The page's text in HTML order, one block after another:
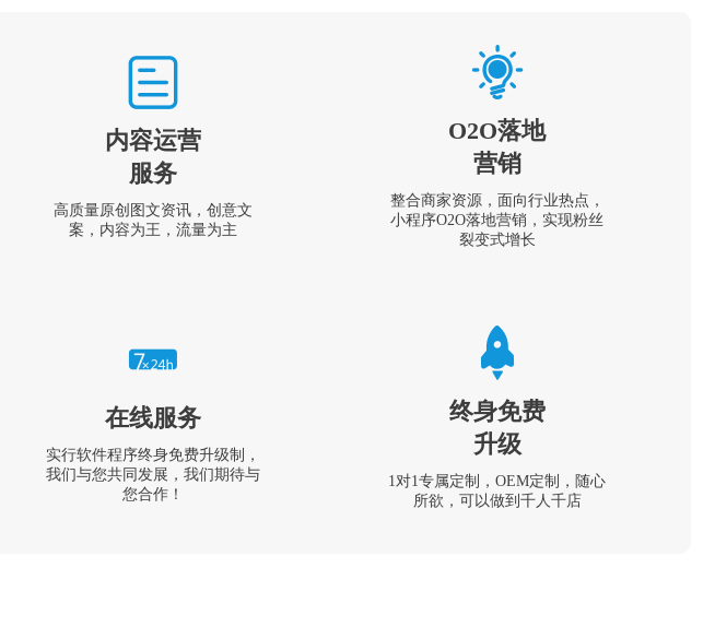
内容运营
服务
高质量原创图文资讯，创意文
案，内容为王，流量为主
O2O落地
营销
整合商家资源，面向行业热点，
小程序O2O落地营销，实现粉丝
裂变式增长
在线服务
实行软件程序终身免费升级制，
我们与您共同发展，我们期待与
您合作！
终身免费
升级
1对1专属定制，OEM定制，随心
所欲，可以做到千人千店